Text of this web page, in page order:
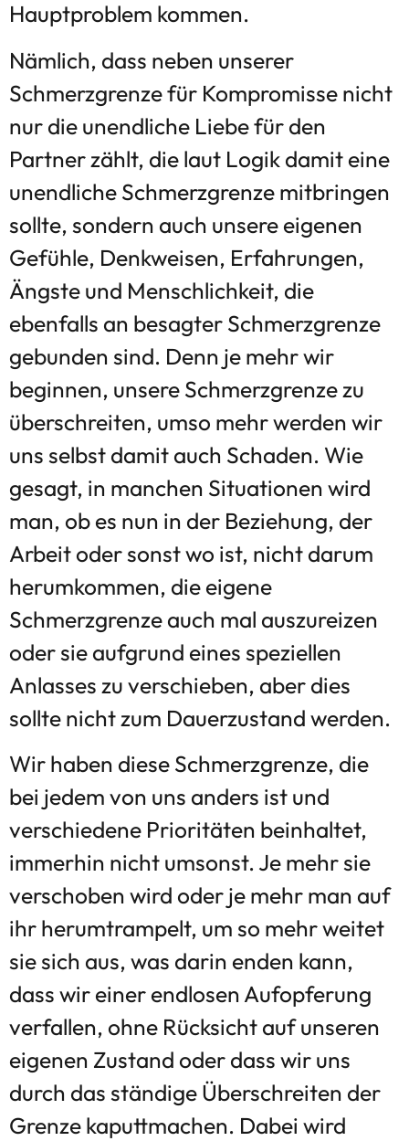
Hauptproblem kommen.
Nämlich, dass neben unserer
Schmerzgrenze für Kompromisse nicht
nur die unendliche Liebe für den
Partner zählt, die laut Logik damit eine
unendliche Schmerzgrenze mitbringen
sollte, sondern auch unsere eigenen
Gefühle, Denkweisen, Erfahrungen,
Ängste und Menschlichkeit, die
ebenfalls an besagter Schmerzgrenze
gebunden sind. Denn je mehr wir
beginnen, unsere Schmerzgrenze zu
überschreiten, umso mehr werden wir
uns selbst damit auch Schaden. Wie
gesagt, in manchen Situationen wird
man, ob es nun in der Beziehung, der
Arbeit oder sonst wo ist, nicht darum
herumkommen, die eigene
Schmerzgrenze auch mal auszureizen
oder sie aufgrund eines speziellen
Anlasses zu verschieben, aber dies
sollte nicht zum Dauerzustand werden.
Wir haben diese Schmerzgrenze, die
bei jedem von uns anders ist und
verschiedene Prioritäten beinhaltet,
immerhin nicht umsonst. Je mehr sie
verschoben wird oder je mehr man auf
ihr herumtrampelt, um so mehr weitet
sie sich aus, was darin enden kann,
dass wir einer endlosen Aufopferung
verfallen, ohne Rücksicht auf unseren
eigenen Zustand oder dass wir uns
durch das ständige Überschreiten der
Grenze kaputtmachen. Dabei wird